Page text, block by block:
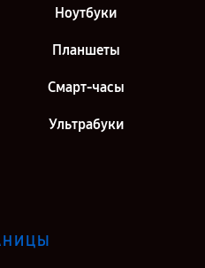
Ноутбуки
Планшеты
Смарт-часы
Ультрабуки